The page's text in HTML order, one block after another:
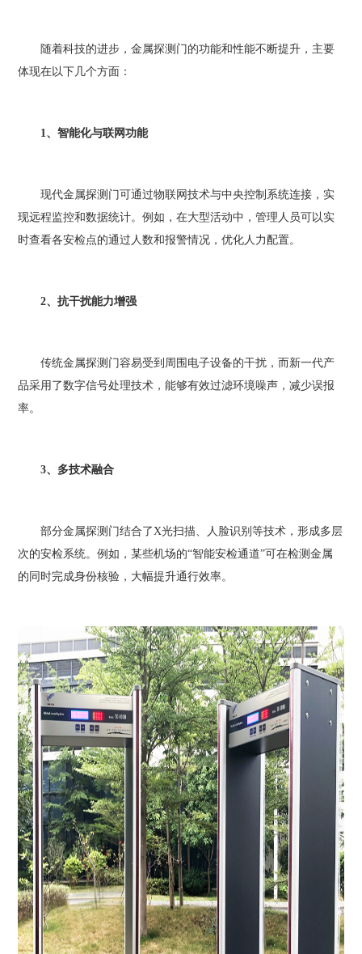
随着科技的进步，金属探测门的功能和性能不断提升，主要
体现在以下几个方面：
1、智能化与联网功能
现代金属探测门可通过物联网技术与中央控制系统连接，实
现远程监控和数据统计。例如，在大型活动中，管理人员可以实
时查看各安检点的通过人数和报警情况，优化人力配置。
2、抗干扰能力增强
传统金属探测门容易受到周围电子设备的干扰，而新一代产
品采用了数字信号处理技术，能够有效过滤环境噪声，减少误报
率。
3、多技术融合
部分金属探测门结合了X光扫描、人脸识别等技术，形成多层
次的安检系统。例如，某些机场的“智能安检通道”可在检测金属
的同时完成身份核验，大幅提升通行效率。